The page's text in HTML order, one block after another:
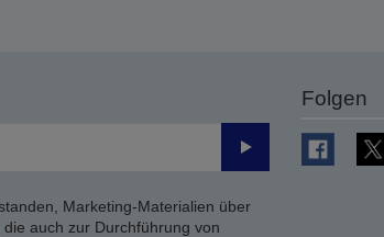
Senden
Marketing-Materialien über
auch zur Durchführung von
Folgen